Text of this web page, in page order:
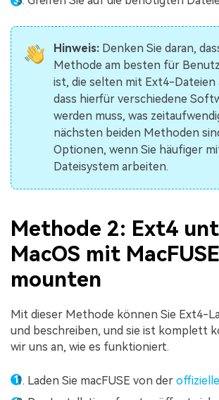
Hinweis: Denken Sie daran,
Methode am besten für
ist, die selten mit Ext4-Dateien
dass hierfür verschiedene
werden muss, was
nächsten beiden Methoden
Optionen, wenn Sie häufiger
Dateisystem arbeiten.
Methode 2: Ext4
MacOS mit MacFUSE
mounten
Mit dieser Methode können Sie Ext4-
und beschreiben, und sie ist komplett
wir uns an, wie es funktioniert.
Laden Sie macFUSE von der